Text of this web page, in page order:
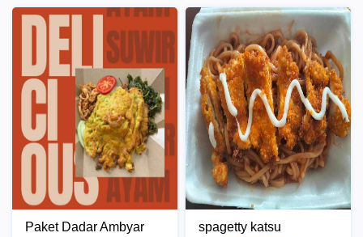
Paket Dadar Ambyar
spagetty katsu